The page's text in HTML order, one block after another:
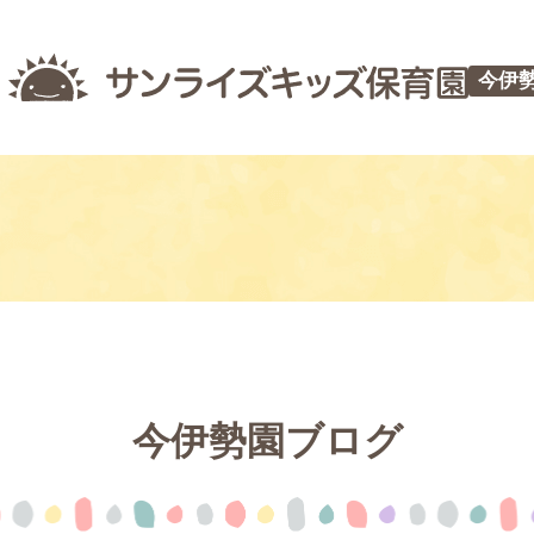
今伊
今伊勢園ブログ